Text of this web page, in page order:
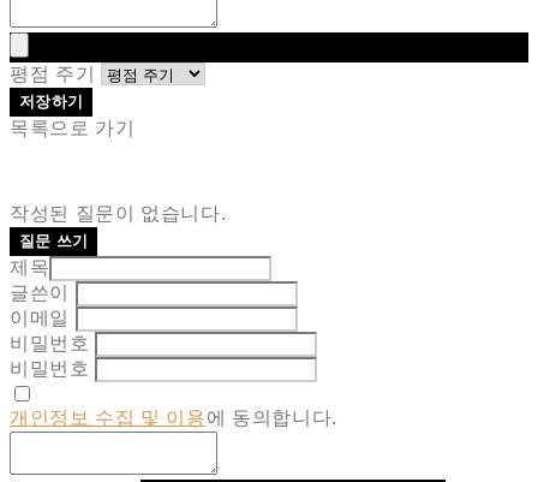
평점 주기
저장하기
목록으로 가기
작성된 질문이 없습니다.
질문 쓰기
제목
글쓴이
이메일
비밀번호
비밀번호
개인정보 수집 및 이용에 동의합니다.